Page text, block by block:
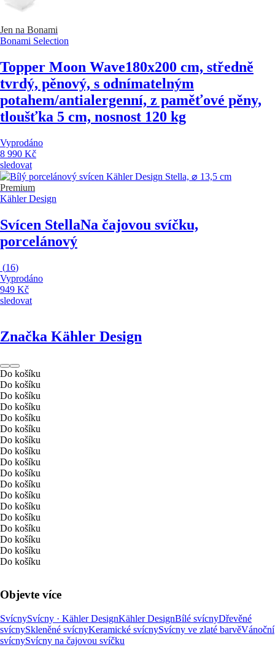
Jen na Bonami
Bonami Selection
Topper Moon Wave180x200 cm, středně
tvrdý, pěnový, s odnímatelným
potahem/antialergenní, z paměťové pěny,
tloušťka 5 cm, nosnost 120 kg
Vyprodáno
8 990 Kč
sledovat
Premium
Kähler Design
Svícen StellaNa čajovou svíčku,
porcelánový
(16)
Vyprodáno
949 Kč
sledovat
Značka Kähler Design
Do košíku
Do košíku
Do košíku
Do košíku
Do košíku
Do košíku
Do košíku
Do košíku
Do košíku
Do košíku
Do košíku
Do košíku
Do košíku
Do košíku
Do košíku
Do košíku
Do košíku
Do košíku
Objevte více
SvícnySvícny · Kähler DesignKähler DesignBílé svícnyDřevěné
svícnySkleněné svícnyKeramické svícnySvícny ve zlaté barvěVánoční
svícnySvícny na čajovou svíčku